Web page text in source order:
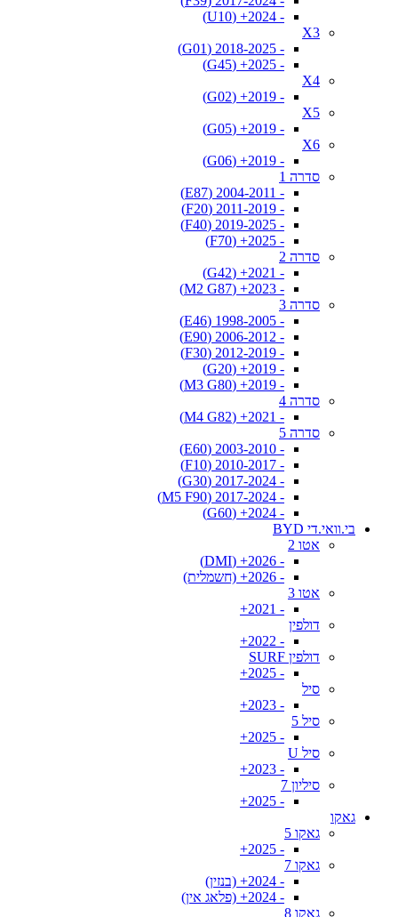
- 2024+ (U10)
X3
- 2018-2025 (G01)
- 2025+ (G45)
X4
- 2019+ (G02)
X5
- 2019+ (G05)
X6
- 2019+ (G06)
סדרה 1
- 2004-2011 (E87)
- 2011-2019 (F20)
- 2019-2025 (F40)
- 2025+ (F70)
סדרה 2
- 2021+ (G42)
- 2023+ (M2 G87)
סדרה 3
- 1998-2005 (E46)
- 2006-2012 (E90)
- 2012-2019 (F30)
- 2019+ (G20)
- 2019+ (M3 G80)
סדרה 4
- 2021+ (M4 G82)
סדרה 5
- 2003-2010 (E60)
- 2010-2017 (F10)
- 2017-2024 (G30)
- 2017-2024 (M5 F90)
- 2024+ (G60)
בי.וואי.די BYD
אטו 2
- 2026+ (DMI)
- 2026+ (חשמלית)
אטו 3
- 2021+
דולפין
- 2022+
דולפין SURF
- 2025+
סיל
- 2023+
סיל 5
- 2025+
סיל U
- 2023+
סיליון 7
- 2025+
גאקו
גאקו 5
- 2025+
גאקו 7
- 2024+ (בנזין)
- 2024+ (פלאג אין)
גאקו 8